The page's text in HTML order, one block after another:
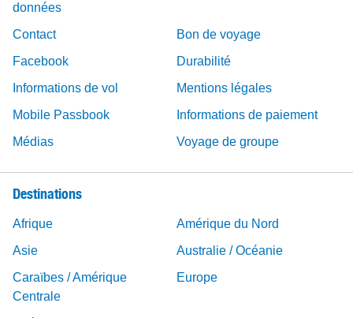
données
Contact
Bon de voyage
Facebook
Durabilité
Informations de vol
Mentions légales
Mobile Passbook
Informations de paiement
Médias
Voyage de groupe
Destinations
Afrique
Amérique du Nord
Asie
Australie / Océanie
Caraïbes / Amérique
Centrale
Europe